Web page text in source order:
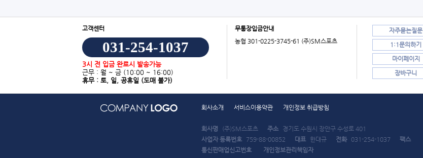
고객센터
031-254-1037
3시 전 입금 완료시 발송가능
근무 : 월 ~ 금 (10:00 ~ 16:00)
휴무 : 토, 일, 공휴일 (도매 불가)
무통장입금안내
농협 301-0225-3745-61 (주)SM스포츠
자주묻는질문
1:1문의하기
마이페이지
장바구니
회사소개 서비스이용약관 개인정보 취급방침
회사명 (주)SM스포츠 주소
경기도 수원시 장안구 수성로 401
사업자 등록번호
759-88-00852 대표 한대규 전화 031-254-1037
팩스
통신판매업신고번호
개인정보관리책임자